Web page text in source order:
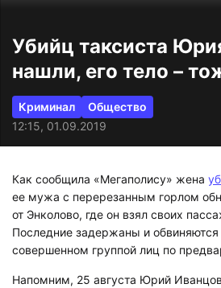
Убийц таксиста
нашли, его тело –
Криминал
Общество
12:15, 01.09.2019
Как сообщила «Мегаполису» жена
ее мужа с перерезанным горлом
от Энколово, где он взял своих
Последние задержаны и обвиняются
совершенном группой лиц по
Напомним, 25 августа Юрий